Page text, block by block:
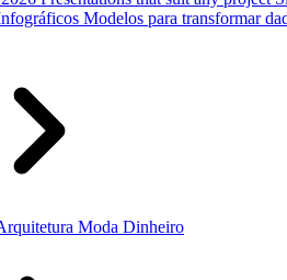
Modelos para transformar
Moda Dinheiro